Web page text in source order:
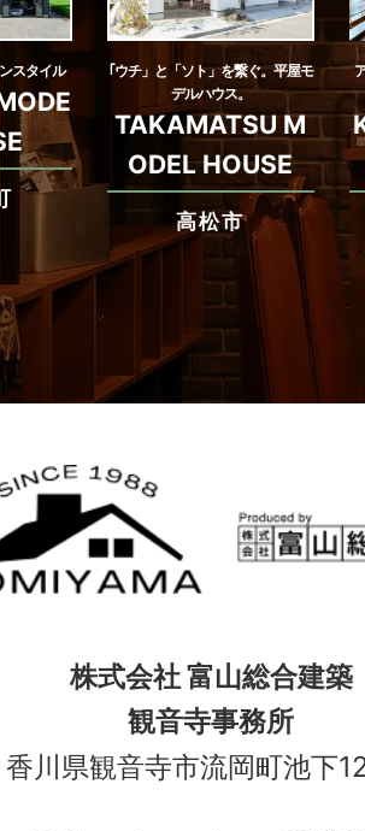
スタイル
｢ウチ」と「ソト」を繋ぐ。平屋モ
デルハウス。
TAKAMATSU M
ODEL HOUSE
高松市
株式会社 富山総合建築
観音寺事務所
香川県観音寺市流岡町池下